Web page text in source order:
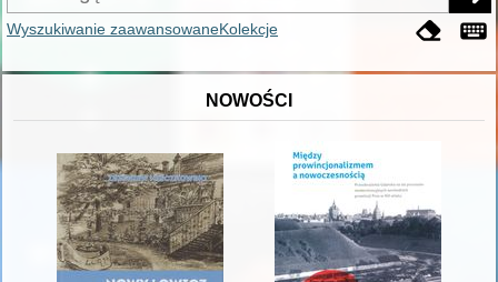
Wyszukiwanie zaawansowaneKolekcje
NOWOŚCI